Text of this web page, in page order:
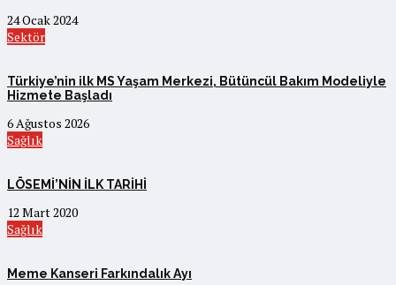
24 Ocak 2024
Sektör
Türkiye’nin ilk MS Yaşam Merkezi, Bütüncül Bakım Modeliyle
Hizmete Başladı
6 Ağustos 2026
Sağlık
LÖSEMİ’NİN İLK TARİHİ
12 Mart 2020
Sağlık
Meme Kanseri Farkındalık Ayı